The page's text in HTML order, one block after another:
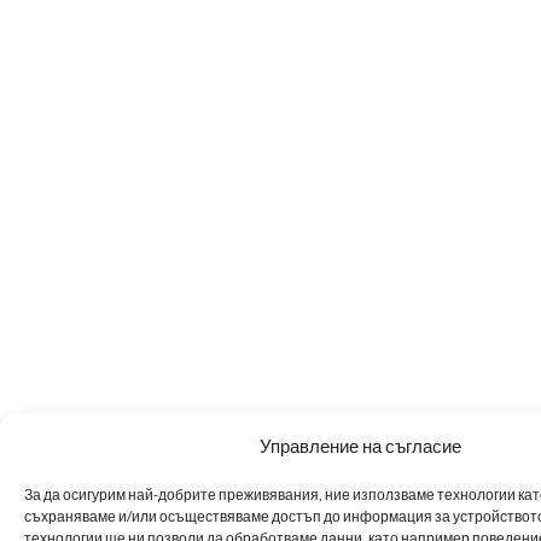
Управление на съгласие
За да осигурим най-добрите преживявания, ние използваме технологии
съхраняваме и/или осъществяваме достъп до информация за